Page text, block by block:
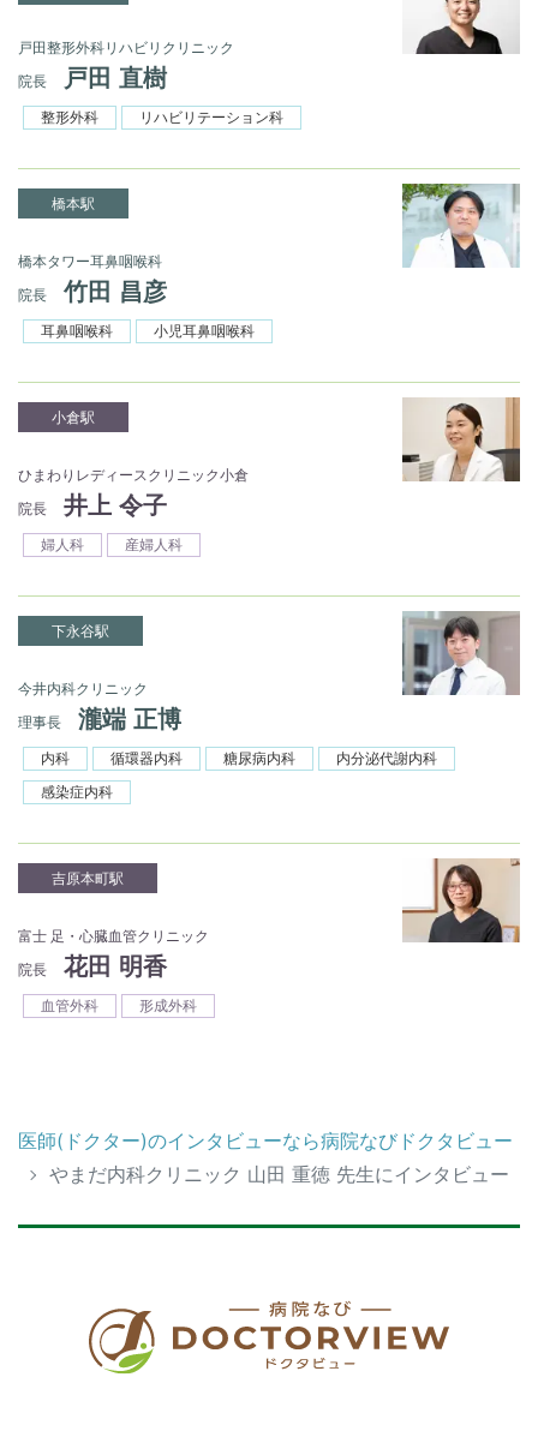
戸田整形外科リハビリクリニック
院長
戸田 直樹
整形外科 リハビリテーション科
橋本駅
橋本タワー耳鼻咽喉科
院長
竹田 昌彦
耳鼻咽喉科 小児耳鼻咽喉科
小倉駅
ひまわりレディースクリニック小倉
院長
井上 令子
婦人科 産婦人科
下永谷駅
今井内科クリニック
理事長
瀧端 正博
内科 循環器内科 糖尿病内科
内分泌代謝内科
感染症内科
吉原本町駅
富士 足・心臓血管クリニック
院長
花田 明香
血管外科 形成外科
医師(ドクター)のインタビューなら病院なびドクタビュー
やまだ内科クリニック 山田 重徳 先生にインタビュー